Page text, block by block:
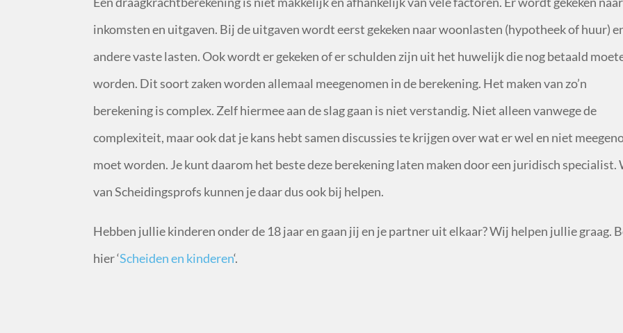
inkomsten en uitgaven. Bij de uitgaven wordt eerst gekeken naar woonlasten (hypotheek of huur)
andere vaste lasten. Ook wordt er gekeken of er schulden zijn uit het huwelijk die nog betaald
worden. Dit soort zaken worden allemaal meegenomen in de berekening. Het maken van zo’n
berekening is complex. Zelf hiermee aan de slag gaan is niet verstandig. Niet alleen vanwege de
complexiteit, maar ook dat je kans hebt samen discussies te krijgen over wat er wel en niet
moet worden. Je kunt daarom het beste deze berekening laten maken door een juridisch specialist.
van Scheidingsprofs kunnen je daar dus ook bij helpen.
Hebben jullie kinderen onder de 18 jaar en gaan jij en je partner uit elkaar? Wij helpen jullie graag.
hier ‘Scheiden en kinderen‘.